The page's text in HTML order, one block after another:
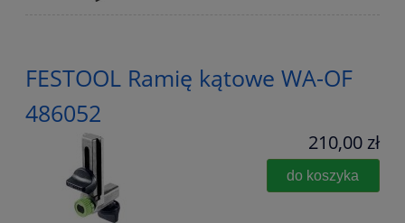
FESTOOL Ramię kątowe WA-OF
486052
210,00 zł
do koszyka